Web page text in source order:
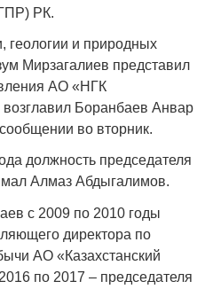
РК.
геологии и природных
Мирзагалиев представил
АО «НГК
Боранбаев Анвар
во вторник.
должность председателя
Алмаз Абдыгалимов.
с 2009 по 2010 годы
директора по
АО «Казахстанский
по 2017 – председателя